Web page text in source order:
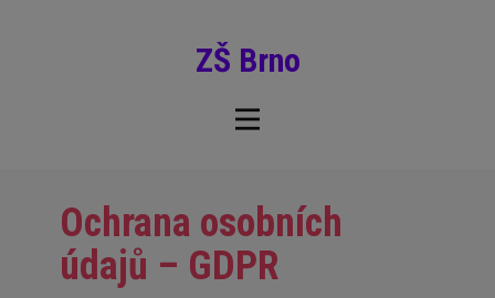
ZŠ Brno
Ochrana osobních
údajů – GDPR